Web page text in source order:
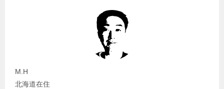
M.H
北海道在住